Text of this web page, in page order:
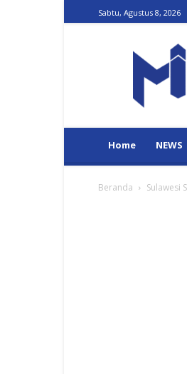
Sabtu, Agustus 8, 2026
Home NEWS
Beranda Sulawesi